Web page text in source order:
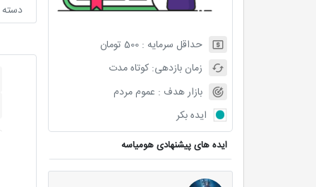
حداقل سرمایه :500 تومان
زمان بازدهی:کوتاه مدت
بازار هدف : عموم مردم
ایده بکر
ایده های پیشنهادی هومیاسه